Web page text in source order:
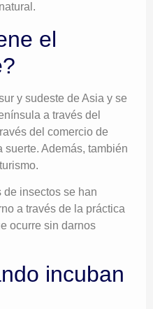
el
y sudeste de Asia y se
a través del
del comercio de
suerte. Además, también
de insectos se han
a través de la práctica
ocurre sin darnos
incuban